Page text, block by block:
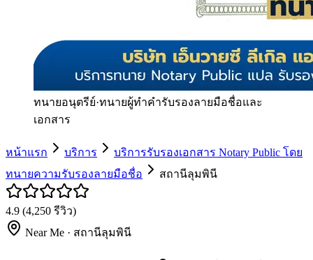
ทนายอนุตรีย์·ทนายผู้ทำคำรับรองลายมือชื่อและ
เอกสาร
หน้าแรก บริการ
บริการรับรองเอกสาร Notary Public โดย
ทนายความรับรองลายมือชื่อ
สถานีลุมพินี
4.9 (4,250 รีวิว)
Near Me · สถานีลุมพินี